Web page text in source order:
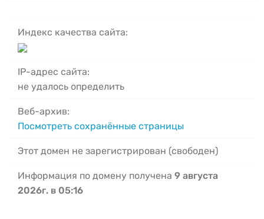
Индекс качества сайта:
IP-адрес сайта:
не удалось определить
Веб-архив:
Посмотреть сохранённые страницы
Этот домен не зарегистрирован (свободен)
Информация по домену получена 9 августа
2026г. в 05:16